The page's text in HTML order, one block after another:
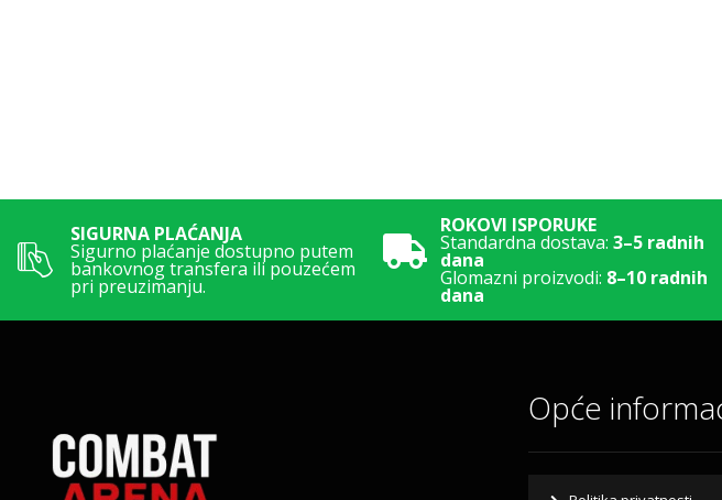
SIGURNA PLAĆANJA
Sigurno plaćanje dostupno putem
bankovnog transfera ili pouzećem
pri preuzimanju.
ROKOVI ISPORUKE
Standardna dostava: 3–5 radnih
dana
Glomazni proizvodi: 8–10 radnih
dana
Opće